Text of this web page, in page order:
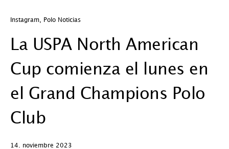
Instagram Polo Noticias
La USPA North American
Cup comienza el lunes en
el Grand Champions Polo
Club
14. noviembre 2023